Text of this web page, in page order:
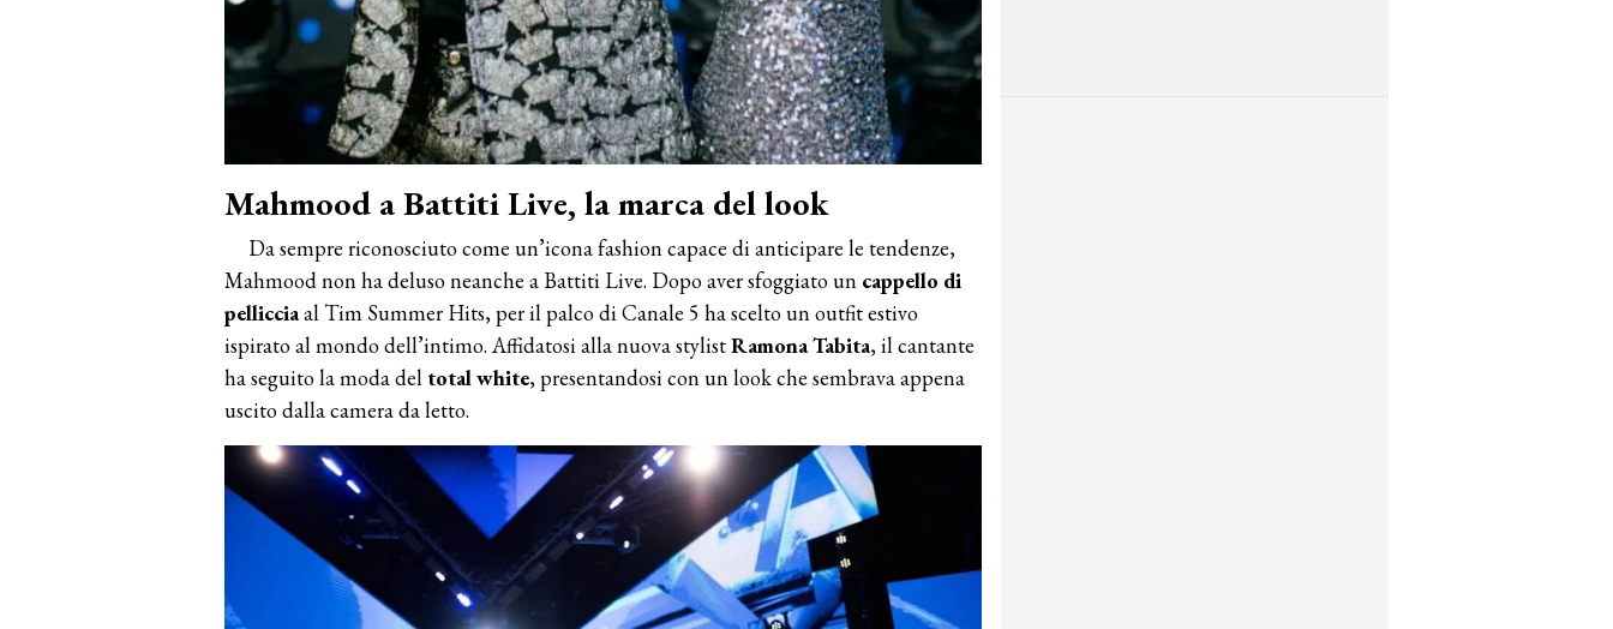
Mahmood a Battiti Live, la marca del look
Da sempre riconosciuto come un’icona fashion capace di anticipare le tendenze,
Mahmood non ha deluso neanche a Battiti Live. Dopo aver sfoggiato un cappello di
pellicciaal Tim Summer Hits, per il palco di Canale 5 ha scelto un outfit estivo
ispirato al mondo dell’intimo. Affidatosi alla nuova stylistRamona Tabita, il cantante
ha seguito la moda del total white, presentandosi con un look che sembrava appena
uscito dalla camera da letto.